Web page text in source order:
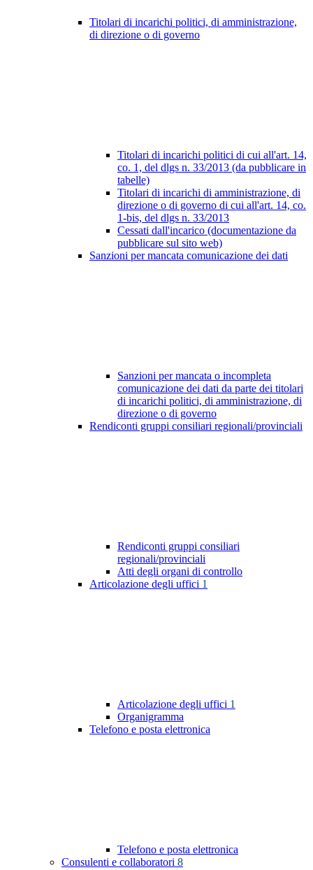
Titolari di incarichi politici, di amministrazione,
di direzione o di governo
Titolari di incarichi politici di cui all'art. 14,
co. 1, del dlgs n. 33/2013 (da pubblicare in
tabelle)
Titolari di incarichi di amministrazione, di
direzione o di governo di cui all'art. 14, co.
1-bis, del dlgs n. 33/2013
Cessati dall'incarico (documentazione da
pubblicare sul sito web)
Sanzioni per mancata comunicazione dei dati
Sanzioni per mancata o incompleta
comunicazione dei dati da parte dei titolari
di incarichi politici, di amministrazione, di
direzione o di governo
Rendiconti gruppi consiliari regionali/provinciali
Rendiconti gruppi consiliari
regionali/provinciali
Atti degli organi di controllo
Articolazione degli uffici 1
Articolazione degli uffici 1
Organigramma
Telefono e posta elettronica
Telefono e posta elettronica
Consulenti e collaboratori 8